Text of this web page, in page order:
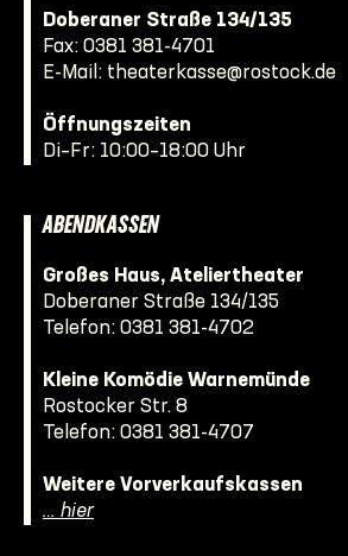
Doberaner Straße 134/135
Fax: 0381 381-4701
E-Mail: theaterkasse@rostock.de
Öffnungszeiten
Di–Fr: 10:00–18:00 Uhr
ABENDKASSEN
Großes Haus, Ateliertheater
Doberaner Straße 134/135
Telefon: 0381 381-4702
Kleine Komödie Warnemünde
Rostocker Str. 8
Telefon: 0381 381-4707
Weitere Vorverkaufskassen
… hier